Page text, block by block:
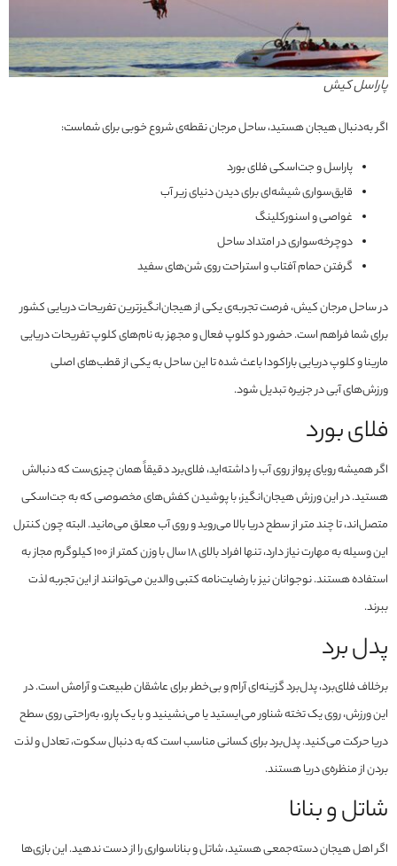
پاراسل کیش
اگر به‌دنبال هیجان هستید، ساحل مرجان نقطه‌ی شروع خوبی برای شماست:
پاراسل و جت‌اسکی فلای بورد
قایق‌سواری شیشه‌ای برای دیدن دنیای زیر آب
غواصی و اسنورکلینگ
دوچرخه‌سواری در امتداد ساحل
گرفتن حمام آفتاب و استراحت روی شن‌های سفید
در ساحل مرجان کیش، فرصت تجربه‌ی یکی از هیجان‌انگیزترین تفریحات دریایی کشور
برای شما فراهم است. حضور دو کلوپ فعال و مجهز به نام‌های کلوپ تفریحات دریایی
مارینا و کلوپ دریایی باراکودا باعث شده تا این ساحل به یکی از قطب‌های اصلی
ورزش‌های آبی در جزیره تبدیل شود.
فلای بورد
اگر همیشه رویای پرواز روی آب را داشته‌اید، فلای‌برد دقیقاً همان چیزی‌ست که دنبالش
هستید. در این ورزش هیجان‌انگیز، با پوشیدن کفش‌های مخصوصی که به جت‌اسکی
متصل‌اند، تا چند متر از سطح دریا بالا می‌روید و روی آب معلق می‌مانید. البته چون کنترل
این وسیله به مهارت نیاز دارد، تنها افراد بالای ۱۸ سال با وزن کمتر از ۱۰۰ کیلوگرم مجاز به
استفاده هستند. نوجوانان نیز با رضایت‌نامه کتبی والدین می‌توانند از این تجربه لذت
ببرند.
پدل برد
برخلاف فلای‌برد، پدل‌برد گزینه‌ای آرام و بی‌خطر برای عاشقان طبیعت و آرامش است. در
این ورزش، روی یک تخته شناور می‌ایستید یا می‌نشینید و با یک پارو، به‌راحتی روی سطح
دریا حرکت می‌کنید. پدل‌برد برای کسانی مناسب است که به دنبال سکوت، تعادل و لذت
بردن از منظره‌ی دریا هستند.
شاتل و بنانا
اگر اهل هیجان دسته‌جمعی هستید، شاتل و بناناسواری را از دست ندهید. این بازی‌ها